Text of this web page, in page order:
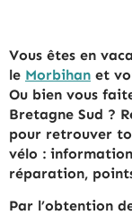
Vous êtes en
le Morbihan et
Ou bien vous
Bretagne Sud ?
pour retrouver
vélo :
réparation,
Par l’obtention